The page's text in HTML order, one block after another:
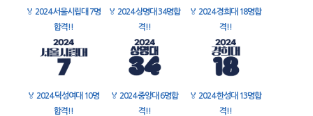
🏅 2024 서울시립대 7명
합격!!
🏅 2024 상명대 34명합
격!!
🏅 2024 경희대 18명합
격!!
🏅 2024 덕성여대 10명
합격!!
🏅 2024 중앙대 6명합
격!!
🏅 2024 한성대 13명합
격!!